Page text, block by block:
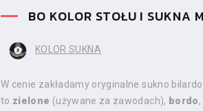
BO KOLOR STOŁU I SUKNA
KOLOR SUKNA
W cenie zakładamy oryginalne sukno
to zielone (używane za zawodach), bordo,